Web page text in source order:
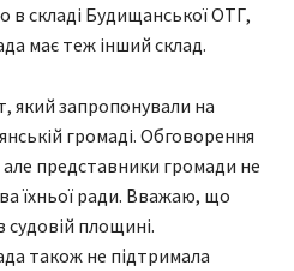
в складі Будищанської ОТГ,
має теж інший склад.
який запропонували на
громаді. Обговорення
представники громади не
їхньої ради. Вважаю, що
площині.
також не підтримала